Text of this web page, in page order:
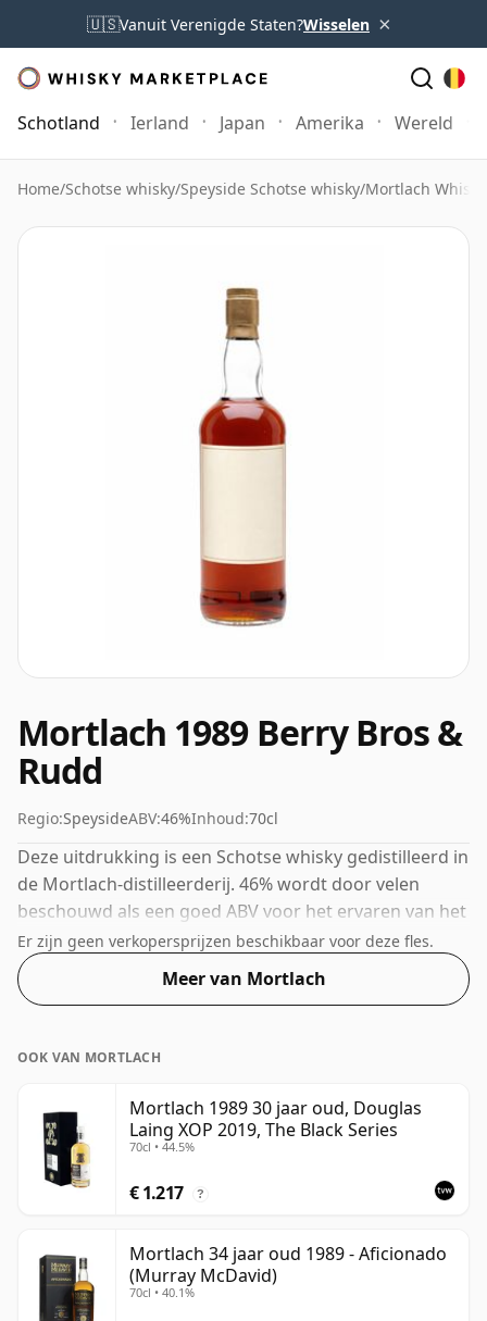
🇺🇸Vanuit Verenigde Staten?Wisselen ×
Schotland Ierland Japan Amerika Wereld
Home/Schotse whisky/Speyside Schotse whisky/Mortlach Whisky
Mortlach 1989 Berry Bros &
Rudd
Regio:SpeysideABV:46%Inhoud:70cl
Deze uitdrukking is een Schotse whisky gedistilleerd in
de Mortlach-distilleerderij. 46% wordt door velen
beschouwd als een goed ABV voor het ervaren van het
'mondgevoel' en de volle smaak van whisky.
Er zijn geen verkopersprijzen beschikbaar voor deze fles.
Meer van Mortlach
OOK VAN MORTLACH
Mortlach 1989 30 jaar oud, Douglas
Laing XOP 2019, The Black Series
70cl • 44.5%
€ 1.217 ?
Mortlach 34 jaar oud 1989 - Aficionado
(Murray McDavid)
70cl • 40.1%